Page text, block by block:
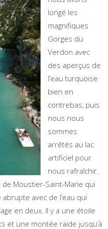
longé les
magnifiques
Gorges du
Verdon avec
des aperçus de
l’eau turquoise
bien en
contrebas, puis
nous nous
sommes
arrêtés au lac
artificiel pour
nous rafraîchir.
Moustier-Saint-Marie qui
avec de l’eau qui
en deux. Il y a une étoile
et une montée raide jusqu’à